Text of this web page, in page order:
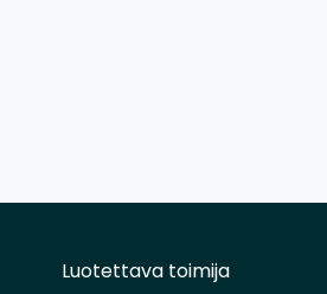
Luotettava toimija